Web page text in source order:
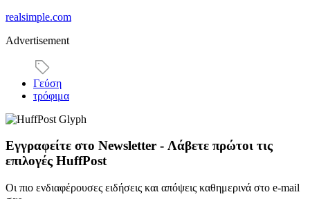
realsimple.com
Advertisement
Γεύση
τρόφιμα
Εγγραφείτε στο Newsletter - Λάβετε πρώτοι τις
επιλογές HuffPost
Οι πιο ενδιαφέρουσες ειδήσεις και απόψεις καθημερινά στο e-mail